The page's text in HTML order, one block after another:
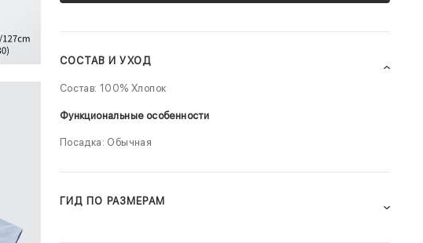
СОСТАВ И УХОД
Состав: 100% Хлопок
Функциональные особенности
Посадка: Обычная
ГИД ПО РАЗМЕРАМ